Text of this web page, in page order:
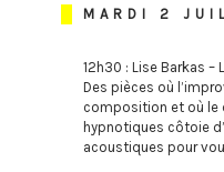
MARDI 2
12h30 : Lise Barkas
Des pièces où
composition et où le
hypnotiques côtoie
acoustiques pour